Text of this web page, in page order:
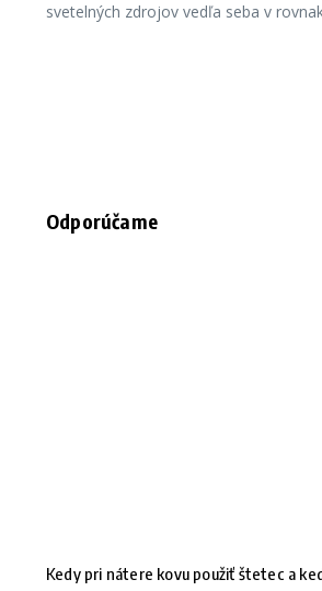
svetelných zdrojov vedľa seba v
Odporúčame
Kedy pri nátere kovu použiť štetec a